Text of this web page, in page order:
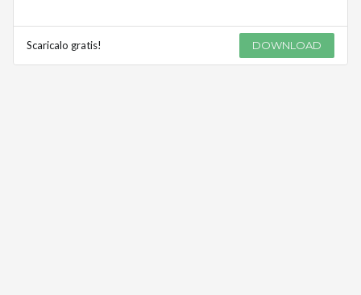
Scaricalo gratis! DOWNLOAD